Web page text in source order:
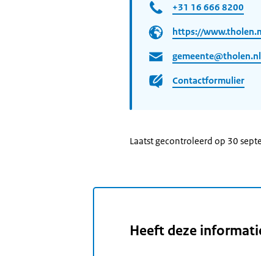
+31 16 666 8200
https://
gemeente@tholen.nl
Contactformulier
Laatst gecontroleerd op 30
Heeft deze